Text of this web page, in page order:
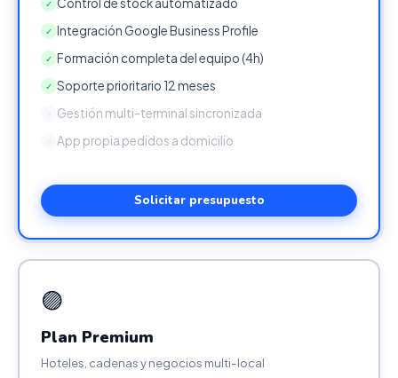
✓ Control de stock automatizado
✓ Integración Google Business Profile
✓ Formación completa del equipo (4h)
✓ Soporte prioritario 12 meses
Gestión multi-terminal sincronizada
App propia pedidos a domicilio
Solicitar presupuesto
🟣
Plan Premium
Hoteles, cadenas y negocios multi-local